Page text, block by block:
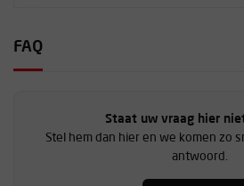
FAQ
Staat uw vraag hier
Stel hem dan hier en we komen zo
antwoord.